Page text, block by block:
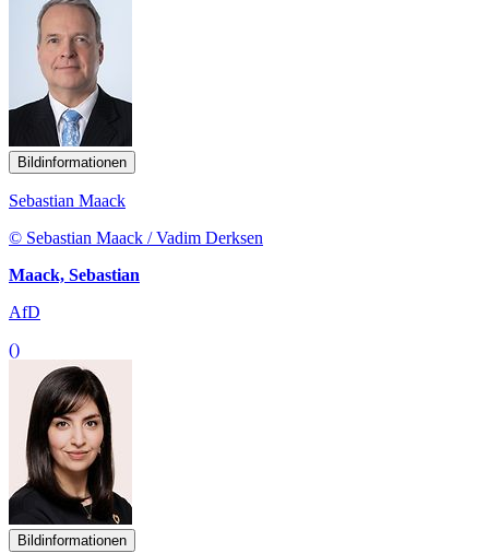
Bildinformationen
Sebastian Maack
© Sebastian Maack / Vadim Derksen
Maack, Sebastian
AfD
()
Bildinformationen